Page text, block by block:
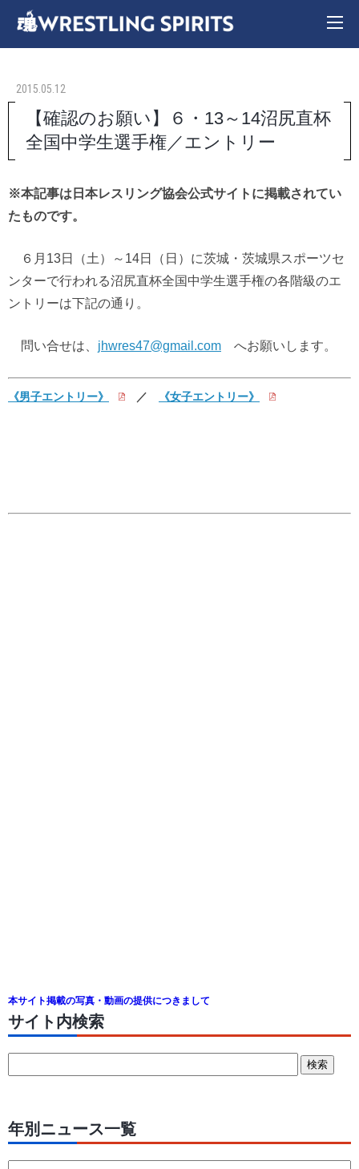
2015.05.12
【確認のお願い】６・13～14沼尻直杯
全国中学生選手権／エントリー
※本記事は日本レスリング協会公式サイトに掲載されてい
たものです。
６月13日（土）～14日（日）に茨城・茨城県スポーツセ
ンターで行われる沼尻直杯全国中学生選手権の各階級のエ
ントリーは下記の通り。
問い合せは、 jhwres47@gmail.com へお願いします。
《男子エントリー》 ／ 《女子エントリー》
本サイト掲載の写真・動画の提供につきまして
サイト内検索
年別ニュース一覧